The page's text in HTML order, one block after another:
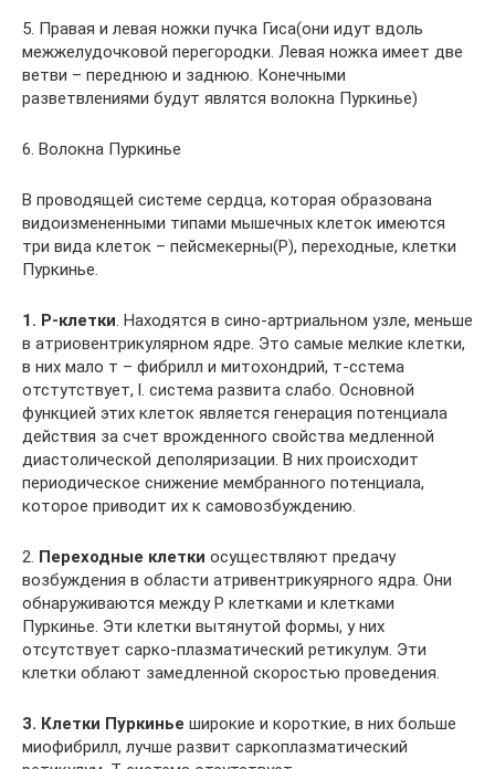
5. Правая и левая ножки пучка Гиса(они идут вдоль
межжелудочковой перегородки. Левая ножка имеет две
ветви – переднюю и заднюю. Конечными
разветвлениями будут являтся волокна Пуркинье)
6. Волокна Пуркинье
В проводящей системе сердца, которая образована
видоизмененными типами мышечных клеток имеются
три вида клеток – пейсмекерны(P), переходные, клетки
Пуркинье.
1. P-клетки . Находятся в сино-артриальном узле, меньше
в атриовентрикулярном ядре. Это самые мелкие клетки,
в них мало т – фибрилл и митохондрий, т-сстема
отстутствует, l. система развита слабо. Основной
функцией этих клеток является генерация потенциала
действия за счет врожденного свойства медленной
диастолической деполяризации. В них происходит
периодическое снижение мембранного потенциала,
которое приводит их к самовозбуждению.
2. Переходные клетки осуществляют предачу
возбуждения в области атривентрикуярного ядра. Они
обнаруживаются между P клетками и клетками
Пуркинье. Эти клетки вытянутой формы, у них
отсутствует сарко-плазматический ретикулум. Эти
клетки облают замедленной скоростью проведения.
3. Клетки Пуркинье широкие и короткие, в них больше
миофибрилл, лучше развит саркоплазматический